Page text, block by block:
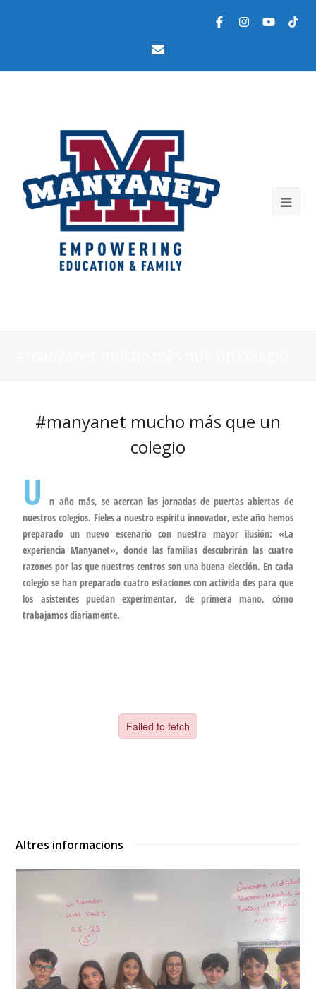
#manyanet mucho más que un
colegio
U
n año más, se acercan las jornadas de puertas abiertas de
nuestros colegios. Fieles a nuestro espíritu innovador, este año hemos
preparado un nuevo escenario con nuestra mayor ilusión: «La
experiencia Manyanet», donde las familias descubrirán las cuatro
razones por las que nuestros centros son una buena elección. En cada
colegio se han preparado cuatro estaciones con activida des para que
los asistentes puedan experimentar, de primera mano, cómo
trabajamos diariamente.
Altres informacions